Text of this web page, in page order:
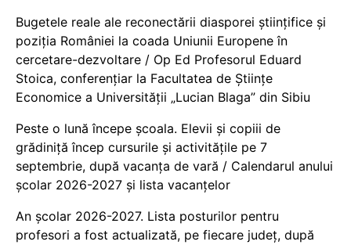
Bugetele reale ale reconectării diasporei științifice și
poziția României la coada Uniunii Europene în
cercetare-dezvoltare / Op Ed Profesorul Eduard
Stoica, conferențiar la Facultatea de Științe
Economice a Universității „Lucian Blaga” din Sibiu
Peste o lună începe școala. Elevii și copiii de
grădiniță încep cursurile și activitățile pe 7
septembrie, după vacanța de vară / Calendarul anului
școlar 2026-2027 și lista vacanțelor
An școlar 2026-2027. Lista posturilor pentru
profesori a fost actualizată, pe fiecare județ, după